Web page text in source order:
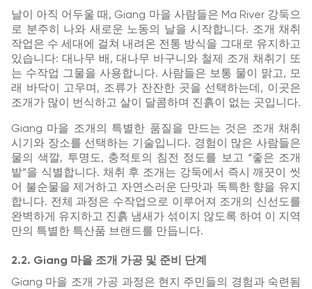
날이 아직 어두울 때, Giang 마을 사람들은 Ma River 강둑으
로 분주히 나와 새로운 노동의 날을 시작합니다. 조개 채취
작업은 수 세대에 걸쳐 내려온 전통 방식을 그대로 유지하고
있습니다: 대나무 배, 대나무 바구니와 철제 조개 채취기 또
는 수작업 그물을 사용합니다. 사람들은 보통 물이 맑고, 모
래 바닥이 고우며, 조류가 잔잔한 곳을 선택하는데, 이곳은
조개가 많이 번식하고 살이 달콤하며 진흙이 없는 곳입니다.
Giang 마을 조개의 특별한 품질을 만드는 것은 조개 채취
시기와 장소를 선택하는 기술입니다. 경험이 많은 사람들은
물의 색깔, 투명도, 충적토의 침전 정도를 보고 “좋은 조개
밭”을 식별합니다. 채취 후 조개는 강둑에서 즉시 깨끗이 씻
어 불순물을 제거하고 자연스러운 단맛과 독특한 향을 유지
합니다. 전체 과정은 수작업으로 이루어져 조개의 신선도를
완벽하게 유지하고 진흙 냄새가 섞이지 않도록 하여 이 지역
만의 특별한 특산품 브랜드를 만듭니다.
2.2. Giang 마을 조개 가공 및 준비 단계
Giang 마을 조개 가공 과정은 현지 주민들의 경험과 숙련됨